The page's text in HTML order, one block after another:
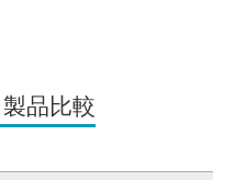
品比較